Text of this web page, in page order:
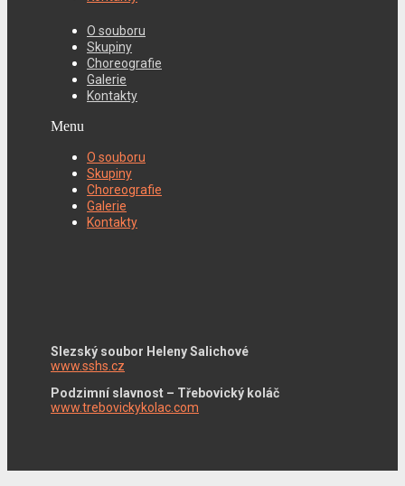
O souboru
Skupiny
Choreografie
Galerie
Kontakty
Menu
O souboru
Skupiny
Choreografie
Galerie
Kontakty
Slezský soubor Heleny Salichové
www.sshs.cz
Podzimní slavnost – Třebovický koláč
www.trebovickykolac.com